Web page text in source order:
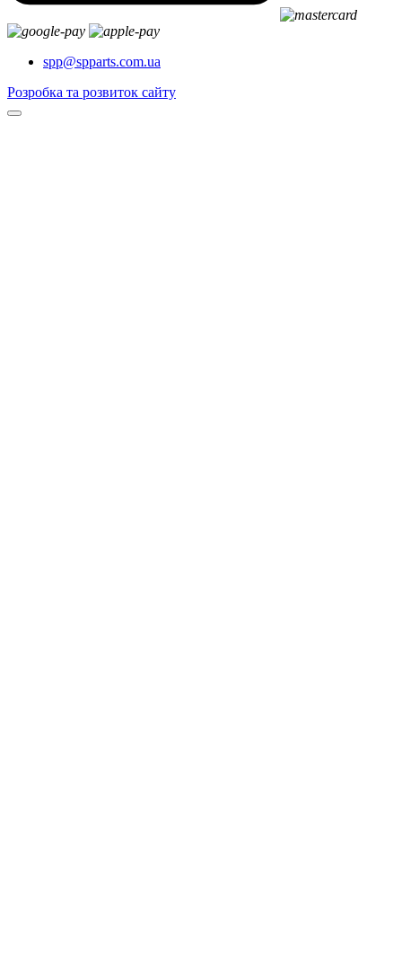
spp@spparts.com.ua
Розробка та розвиток сайту